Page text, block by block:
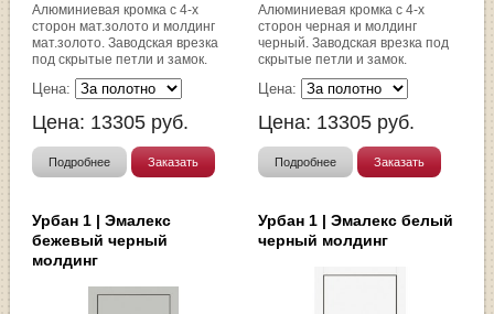
Алюминиевая кромка с 4-х
сторон мат.золото и молдинг
мат.золото. Заводская врезка
под скрытые петли и замок.
Цена:
Цена: 13305 руб.
Подробнее Заказать
Алюминиевая кромка с 4-х
сторон черная и молдинг
черный. Заводская врезка под
скрытые петли и замок.
Цена:
Цена: 13305 руб.
Подробнее Заказать
Урбан 1 | Эмалекс
бежевый черный
молдинг
Урбан 1 | Эмалекс белый
черный молдинг